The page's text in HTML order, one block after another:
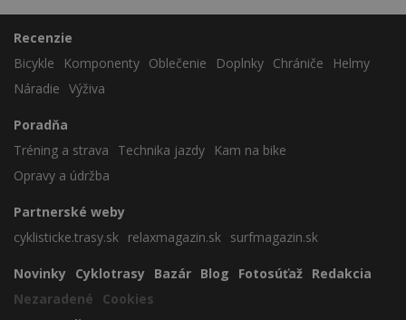
Recenzie
Bicykle
Komponenty Oblečenie Doplnky Chrániče
Helmy
Náradie Výživa
Poradňa
Tréning a strava
Technika jazdy
Kam na bike
Opravy a údržba
Partnerské weby
cyklisticke.trasy.sk relaxmagazin.sk surfmagazin.sk
Novinky Cyklotrasy Bazár Blog Fotosúťaž Redakcia
Nezaradené
Cookies